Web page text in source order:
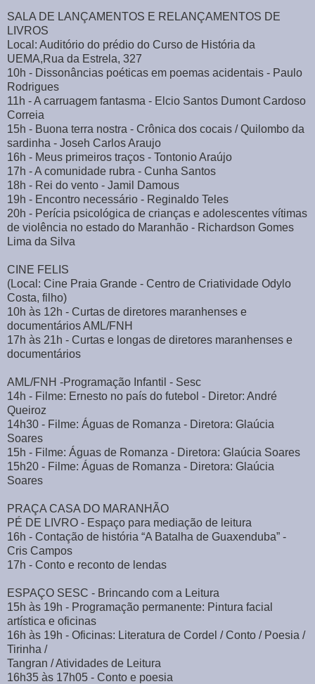
SALA DE LANÇAMENTOS E RELANÇAMENTOS DE
LIVROS
Local: Auditório do prédio do Curso de História da
UEMA,Rua da Estrela, 327
10h - Dissonâncias poéticas em poemas acidentais - Paulo
Rodrigues
11h - A carruagem fantasma - Elcio Santos Dumont Cardoso
Correia
15h - Buona terra nostra - Crônica dos cocais / Quilombo da
sardinha - Joseh Carlos Araujo
16h - Meus primeiros traços - Tontonio Araújo
17h - A comunidade rubra - Cunha Santos
18h - Rei do vento - Jamil Damous
19h - Encontro necessário - Reginaldo Teles
20h - Perícia psicológica de crianças e adolescentes vítimas
de violência no estado do Maranhão - Richardson Gomes
Lima da Silva
CINE FELIS
(Local: Cine Praia Grande - Centro de Criatividade Odylo
Costa, filho)
10h às 12h - Curtas de diretores maranhenses e
documentários AML/FNH
17h às 21h - Curtas e longas de diretores maranhenses e
documentários
AML/FNH -Programação Infantil - Sesc
14h - Filme: Ernesto no país do futebol - Diretor: André
Queiroz
14h30 - Filme: Águas de Romanza - Diretora: Glaúcia
Soares
15h - Filme: Águas de Romanza - Diretora: Glaúcia Soares
15h20 - Filme: Águas de Romanza - Diretora: Glaúcia
Soares
PRAÇA CASA DO MARANHÃO
PÉ DE LIVRO - Espaço para mediação de leitura
16h - Contação de história “A Batalha de Guaxenduba” -
Cris Campos
17h - Conto e reconto de lendas
ESPAÇO SESC - Brincando com a Leitura
15h às 19h - Programação permanente: Pintura facial
artística e oficinas
16h às 19h - Oficinas: Literatura de Cordel / Conto / Poesia /
Tirinha /
Tangran / Atividades de Leitura
16h35 às 17h05 - Conto e poesia